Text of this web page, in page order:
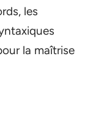
les
la maîtrise